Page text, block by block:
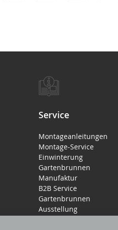
Service
Montageanleitungen
Montage-Service
Einwinterung
Gartenbrunnen
Manufaktur
B2B Service
Gartenbrunnen
Ausstellung